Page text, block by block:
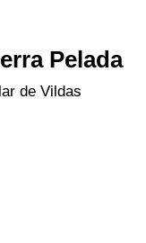
Pelada
de Vildas